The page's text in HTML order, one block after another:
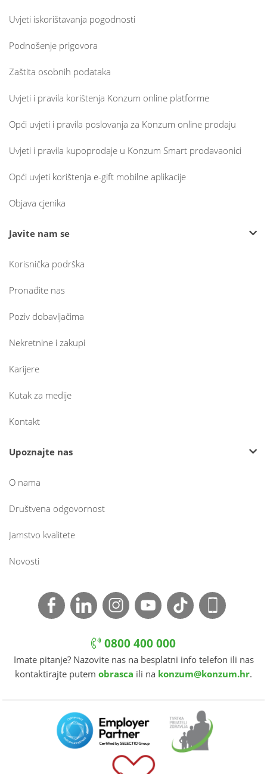
Uvjeti iskorištavanja pogodnosti
Podnošenje prigovora
Zaštita osobnih podataka
Uvjeti i pravila korištenja Konzum online platforme
Opći uvjeti i pravila poslovanja za Konzum online prodaju
Uvjeti i pravila kupoprodaje u Konzum Smart prodavaonici
Opći uvjeti korištenja e-gift mobilne aplikacije
Objava cjenika
Javite nam se
Korisnička podrška
Pronađite nas
Poziv dobavljačima
Nekretnine i zakupi
Karijere
Kutak za medije
Kontakt
Upoznajte nas
O nama
Društvena odgovornost
Jamstvo kvalitete
Novosti
0800 400 000
Imate pitanje? Nazovite nas na besplatni info telefon ili nas
kontaktirajte putem obrasca ili na konzum@konzum.hr.